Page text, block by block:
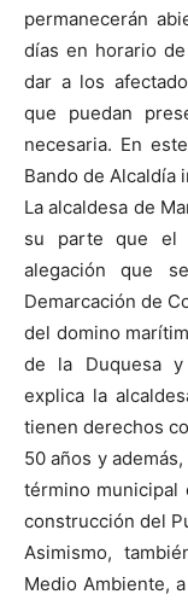
permanecerán
días en horario
dar a los
que puedan
necesaria. En
Bando de Alcaldía
La alcaldesa de
su parte que el
alegación que
Demarcación de
del domino
de la Duquesa y
explica la
tienen derechos
50 años y
término municipal
construcción del
Asimismo,
Medio Ambiente,